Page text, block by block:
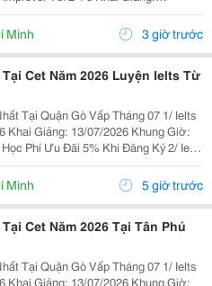
5% Khi Đăng Ký 2/ Ielts...
Minh 3 giờ trước
Cet Năm 2026 Luyện Ielts Từ
Gò Vấp Tháng 07 1/ Ielts
18:00 Đến 21:00 ...Minh 5 giờ trước
Cet Năm 2026 Tại Tân Phú
Gò Vấp Tháng 07 1/ Ielts